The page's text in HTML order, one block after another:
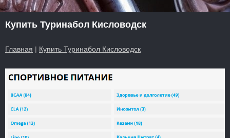
Купить Туринабол Кисловодск
Главная | Купить Туринабол Кисловодск